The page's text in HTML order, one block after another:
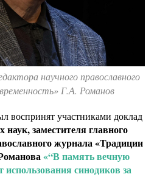
научного православного
Г.А. Романов
воспринят участниками доклад
наук, заместителя главного
журнала «Традиции
«“В память вечную
синодиков за